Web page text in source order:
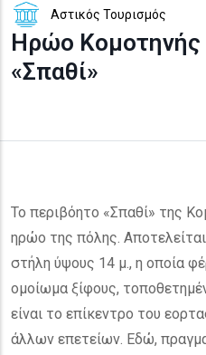
Αστικός Τουρισμός
Ηρώο Κομοτηνής
«Σπαθί»
Το περιβόητο «Σπαθί» της
ηρώο της πόλης.
στήλη ύψους 14 μ., η οποία
ομοίωμα ξίφους,
είναι το επίκεντρο του
άλλων επετείων. Εδώ,